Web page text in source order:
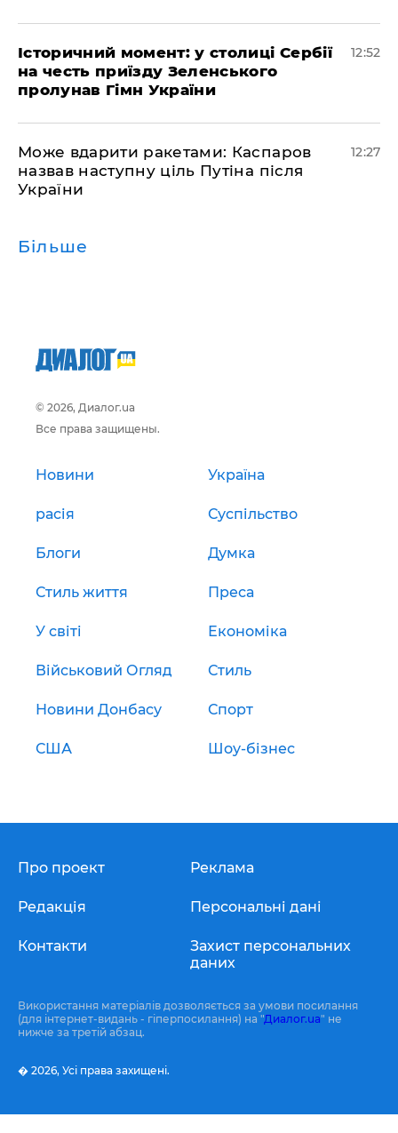
Історичний момент: у столиці Сербії
на честь приїзду Зеленського
пролунав Гімн України
12:52
​Може вдарити ракетами: Каспаров
назвав наступну ціль Путіна після
України
12:27
Більше
© 2026, Диалог.ua
Все права защищены.
Новини Україна
расія Суспільство
Блоги Думка
Стиль життя Преса
У світі Економіка
Військовий Огляд Стиль
Новини Донбасу Спорт
США Шоу-бізнес
Про проект
Редакція
Контакти
Реклама
Персональні дані
Захист персональних
даних
Використання матеріалів дозволяється за умови посилання
(для інтернет-видань - гіперпосилання) на "Диалог.ua" не
нижче за третій абзац.
� 2026, Усі права захищені.